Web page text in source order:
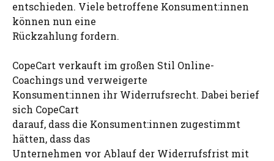
entschieden. Viele betroffene Konsument:innen
können nun eine
Rückzahlung fordern.
CopeCart verkauft im großen Stil Online-
Coachings und verweigerte
Konsument:innen ihr Widerrufsrecht. Dabei berief
sich CopeCart
darauf, dass die Konsument:innen zugestimmt
hätten, dass das
Unternehmen vor Ablauf der Widerrufsfrist mit